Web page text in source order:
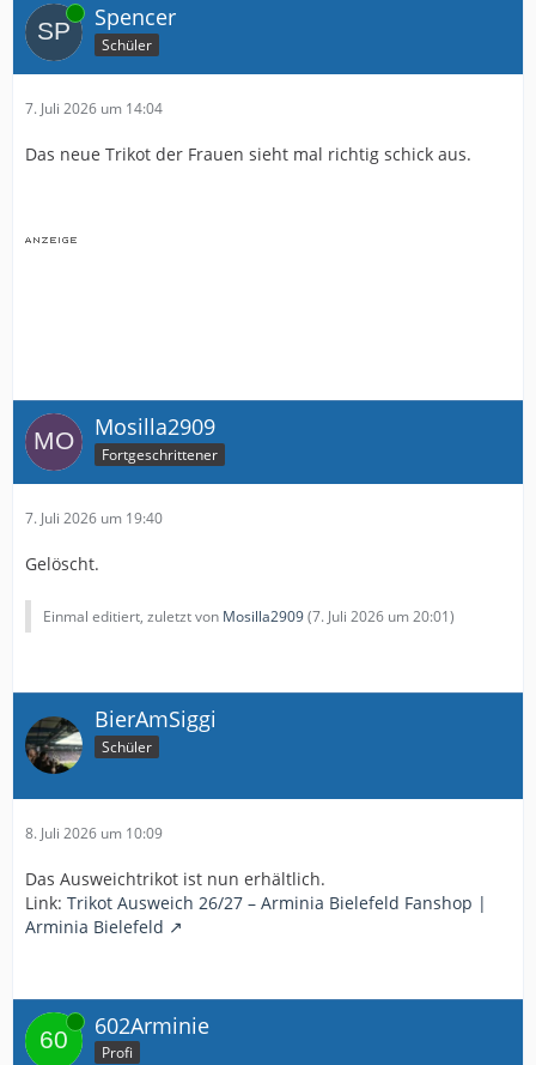
Online Spencer
Schüler
7. Juli 2026 um 14:04
Das neue Trikot der Frauen sieht mal richtig schick aus.
Mosilla2909
Fortgeschrittener
7. Juli 2026 um 19:40
Gelöscht.
Einmal editiert, zuletzt von Mosilla2909(7. Juli 2026 um 20:01)
BierAmSiggi
Schüler
8. Juli 2026 um 10:09
Das Ausweichtrikot ist nun erhältlich.
Link: Trikot Ausweich 26/27 – Arminia Bielefeld Fanshop |
Arminia Bielefeld
Online 602Arminie
Profi